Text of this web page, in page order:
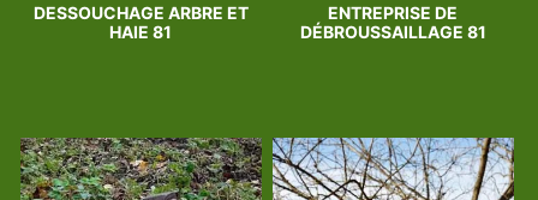
DESSOUCHAGE ARBRE ET
HAIE 81
ENTREPRISE DE
DÉBROUSSAILLAGE 81